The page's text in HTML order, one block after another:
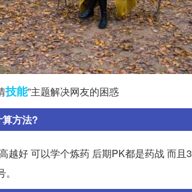
技能”主题解决网友的困惑
方法?
越好 可以学个炼药 后期PK都是药战 而